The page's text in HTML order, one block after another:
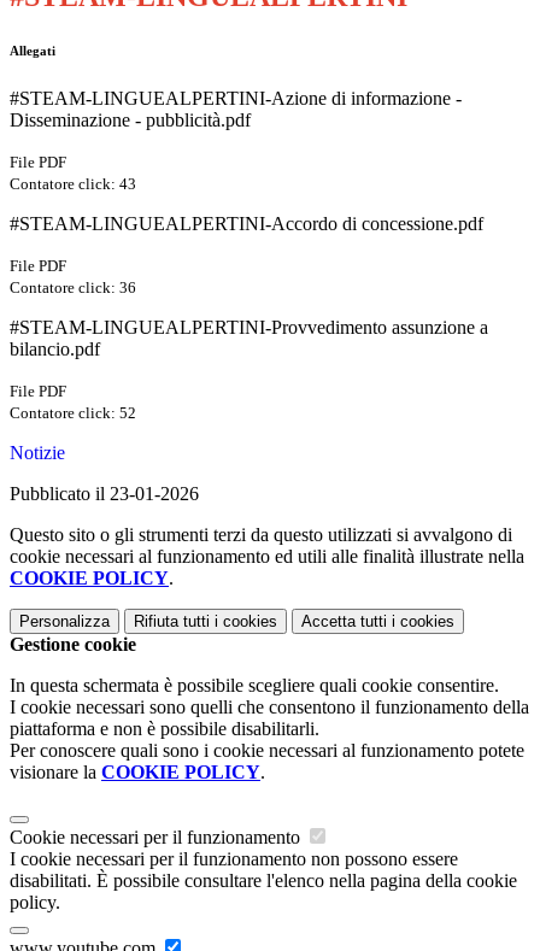
Allegati
#STEAM-LINGUEALPERTINI-Azione di informazione -
Disseminazione - pubblicità.pdf
File PDF
Contatore click: 43
#STEAM-LINGUEALPERTINI-Accordo di concessione.pdf
File PDF
Contatore click: 36
#STEAM-LINGUEALPERTINI-Provvedimento assunzione a
bilancio.pdf
File PDF
Contatore click: 52
Notizie
Pubblicato il 23-01-2026
Questo sito o gli strumenti terzi da questo utilizzati si avvalgono di
cookie necessari al funzionamento ed utili alle finalità illustrate nella
COOKIE POLICY.
Personalizza Rifiuta tutti i cookies Accetta tutti i cookies
Gestione cookie
In questa schermata è possibile scegliere quali cookie consentire.
I cookie necessari sono quelli che consentono il funzionamento della
piattaforma e non è possibile disabilitarli.
Per conoscere quali sono i cookie necessari al funzionamento potete
visionare la COOKIE POLICY.
Cookie necessari per il funzionamento
I cookie necessari per il funzionamento non possono essere
disabilitati. È possibile consultare l'elenco nella pagina della cookie
policy.